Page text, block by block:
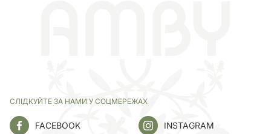
СЛІДКУЙТЕ ЗА НАМИ У СОЦМЕРЕЖАХ
FACEBOOK INSTAGRAM